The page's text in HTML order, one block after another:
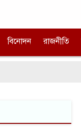
বিনোদন রাজনীতি